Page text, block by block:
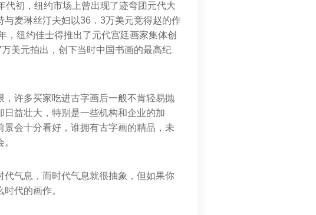
初，纽约市场上曾出现了迹弯团元代大
麦琳丝汀夫妇以36．3万美元竞得赵的作
纽约佳士得推出了元代宫廷画家集体创
美元拍出，创下当时中国书画的最高纪
许多买家吃进古字画后一般不肯轻易抛
益壮大，特别是一些机构和企业的加
会十分看好，谁拥有古字画的精品，未
气息，而时代气息就很抽象，但如果你
代的画作。